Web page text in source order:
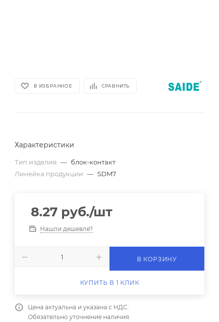
В ИЗБРАННОЕ СРАВНИТЬ
Характеристики
Тип изделия — блок-контакт
Линейка продукции — SDM7
8.27 руб./шт
Нашли дешевле?
В КОРЗИНУ
КУПИТЬ В 1 КЛИК
Цена актуальна и указана с НДС.
Обязательно уточнение наличия.